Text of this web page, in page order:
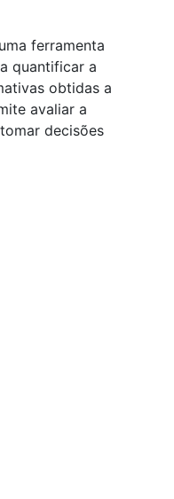
ferramenta
quantificar a
obtidas a
avaliar a
decisões